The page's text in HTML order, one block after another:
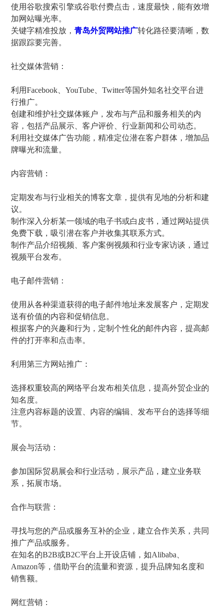
使用谷歌搜索引擎或谷歌付费点击，速度最快，能有效增
加网站曝光率。
关键字精准投放，青岛外贸网站推广转化路径要清晰，数
据跟踪要完善。
社交媒体营销：
利用Facebook、YouTube、Twitter等国外知名社交平台进
行推广。
创建和维护社交媒体账户，发布与产品和服务相关的内
容，包括产品展示、客户评价、行业新闻和公司动态。
利用社交媒体广告功能，精准定位潜在客户群体，增加品
牌曝光和流量。
内容营销：
定期发布与行业相关的博客文章，提供有见地的分析和建
议。
制作深入分析某一领域的电子书或白皮书，通过网站提供
免费下载，吸引潜在客户并收集其联系方式。
制作产品介绍视频、客户案例视频和行业专家访谈，通过
视频平台发布。
电子邮件营销：
使用从各种渠道获得的电子邮件地址来发展客户，定期发
送有价值的内容和促销信息。
根据客户的兴趣和行为，定制个性化的邮件内容，提高邮
件的打开率和点击率。
利用第三方网站推广：
选择权重较高的网络平台发布相关信息，提高外贸企业的
知名度。
注意内容标题的设置、内容的编辑、发布平台的选择等细
节。
展会与活动：
参加国际贸易展会和行业活动，展示产品，建立业务联
系，拓展市场。
合作与联营：
寻找与您的产品或服务互补的企业，建立合作关系，共同
推广产品或服务。
在知名的B2B或B2C平台上开设店铺，如Alibaba、
Amazon等，借助平台的流量和资源，提升品牌知名度和
销售额。
网红营销：